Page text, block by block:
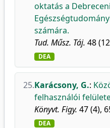
oktatás a
számára.
Tud. Műsz. Táj. 48
DEA
25.Karácsony, G.:
felhasználói
Könyvt. Figy. 47 (4),
DEA